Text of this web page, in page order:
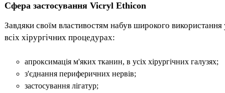
Сфера застосування Vicryl Ethicon
Завдяки своїм властивостям набув широкого
всіх хірургічних процедурах:
апроксимація м'яких тканин, в усіх хірургічних галузях;
з'єднання периферичних нервів;
застосування лігатур;